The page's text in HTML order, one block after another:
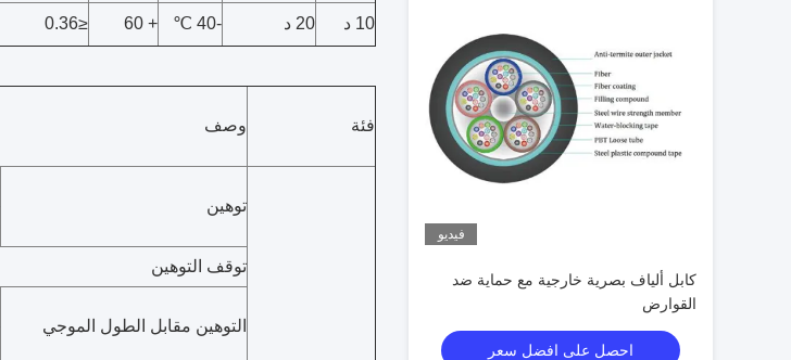
فيديو
كابل ألياف بصرية خارجية مع حماية ضد
القوارض
احصل على افضل سعر
10 د 20 د -40 ℃
+ 60
≤0.36
فئة وصف
توهين
توقف التوهين
التوهين مقابل الطول الموجي